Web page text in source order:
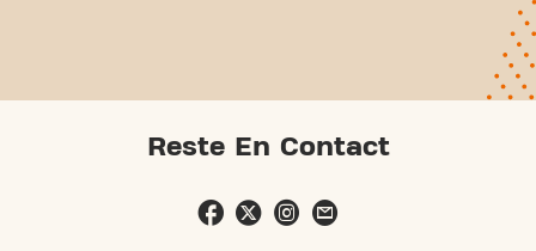
Reste En Contact